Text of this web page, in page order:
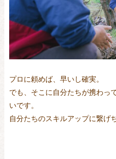
プロに頼めば、早いし確実。
でも、そこに自分たちが携わっ
いです。
自分たちのスキルアップに繋げ